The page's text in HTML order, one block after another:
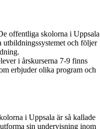
offentliga skolorna i Uppsala
utbildningssystemet och följer
i årskurserna 7-9 finns
erbjuder olika program och
i Uppsala är så kallade
sin undervisning inom